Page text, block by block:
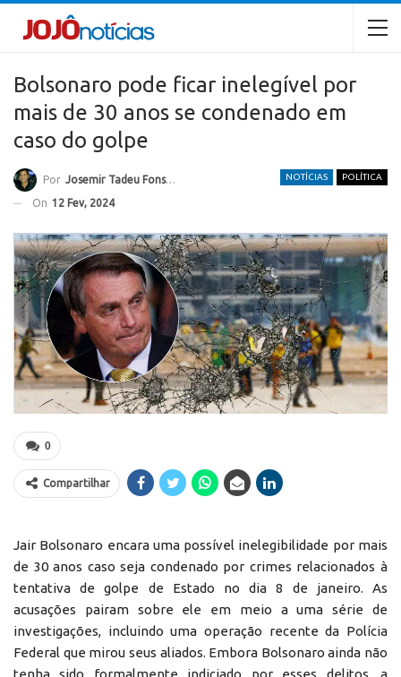
Bolsonaro pode ficar inelegível por
mais de 30 anos se condenado em
caso do golpe
NOTÍCIAS POLÍTICA
Por Josemir Tadeu Fonseca
On 12 Fev, 2024
0
Compartilhar
Jair Bolsonaro encara uma possível inelegibilidade por mais
de 30 anos caso seja condenado por crimes relacionados à
tentativa de golpe de Estado no dia 8 de janeiro. As
acusações pairam sobre ele em meio a uma série de
investigações, incluindo uma operação recente da Polícia
Federal que mirou seus aliados. Embora Bolsonaro ainda não
tenha sido formalmente indiciado por esses delitos, a